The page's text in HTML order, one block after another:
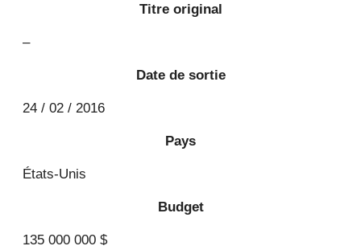
Titre original
–
Date de sortie
24 / 02 / 2016
Pays
États-Unis
Budget
135 000 000 $